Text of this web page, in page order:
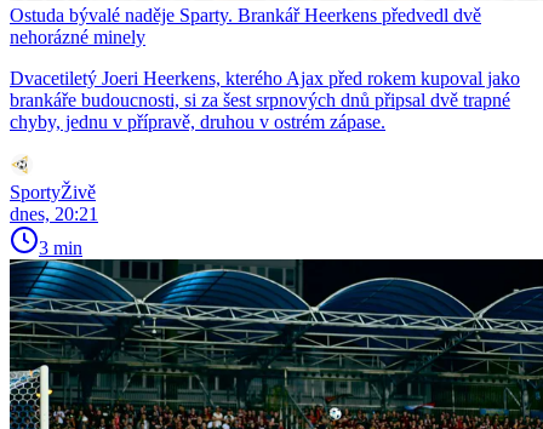
Ostuda bývalé naděje Sparty. Brankář Heerkens předvedl dvě
nehorázné minely
Dvacetiletý Joeri Heerkens, kterého Ajax před rokem kupoval jako
brankáře budoucnosti, si za šest srpnových dnů připsal dvě trapné
chyby, jednu v přípravě, druhou v ostrém zápase.
SportyŽivě
dnes, 20:21
3 min